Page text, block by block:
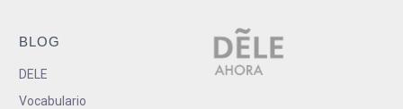
BLOG
DELE
Vocabulario